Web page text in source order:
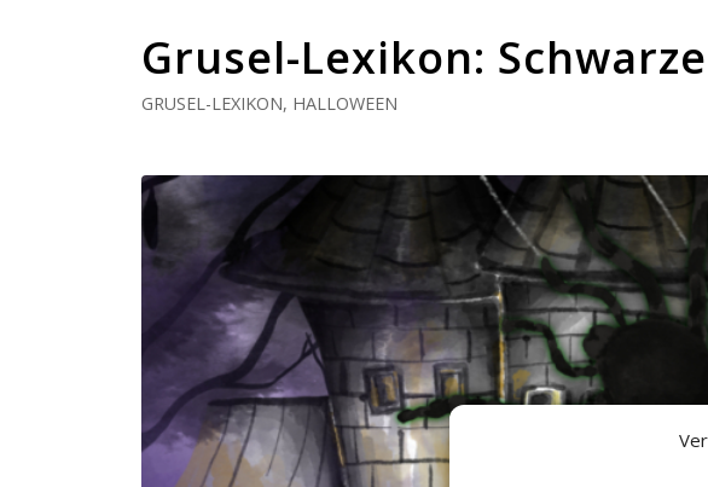
Grusel-Lexikon:
GRUSEL-LEXIKON, HALLOWEEN